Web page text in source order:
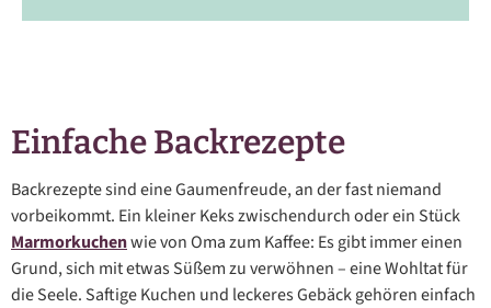
Einfache Backrezepte
Backrezepte sind eine Gaumenfreude, an der fast niemand
vorbeikommt. Ein kleiner Keks zwischendurch oder ein Stück
Marmorkuchenwie von Oma zum Kaffee: Es gibt immer einen
Grund, sich mit etwas Süßem zu verwöhnen – eine Wohltat für
die Seele. Saftige Kuchen und leckeres Gebäck gehören einfach